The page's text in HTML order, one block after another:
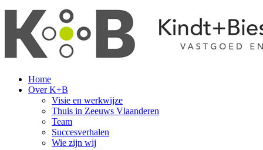
Home
Over K+B
Visie en werkwijze
Thuis in Zeeuws Vlaanderen
Team
Succesverhalen
Wie zijn wij